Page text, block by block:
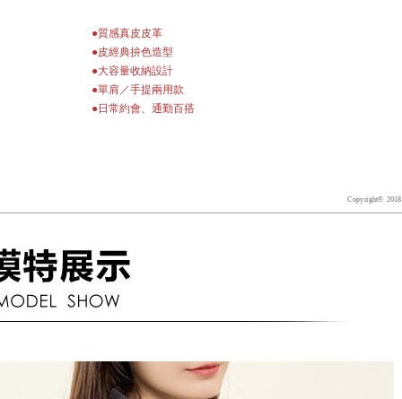
●質感真皮皮革
●皮經典拚色造型
●大容量收納設計
●單肩／手提兩用款
●日常約會、通勤百搭
Copyright©